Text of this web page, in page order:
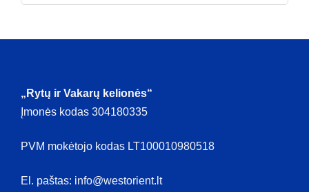
„Rytų ir Vakarų kelionės“
Įmonės kodas 304180335
PVM mokėtojo kodas LT100010980518
El. paštas: info@westorient.lt